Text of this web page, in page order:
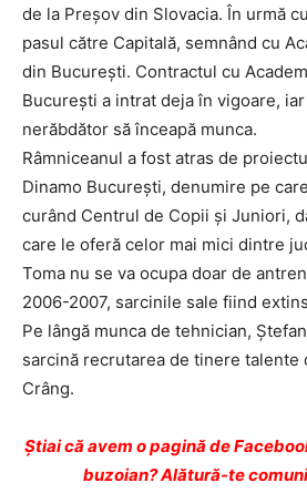
de la Preşov din Slovacia. În urmă
pasul către Capitală, semnând cu
din Bucureşti. Contractul cu
Bucureşti a intrat deja în vigoare,
nerăbdător să înceapă munca.
Râmniceanul a fost atras de
Dinamo Bucureşti, denumire pe
curând Centrul de Copii şi Juniori,
care le oferă celor mai mici dintre
Toma nu se va ocupa doar de
2006-2007, sarcinile sale fiind
Pe lângă munca de tehnician,
sarcină recrutarea de tinere talente
Crâng.
Ştiai că avem o pagină de
buzoian? Alătură-te